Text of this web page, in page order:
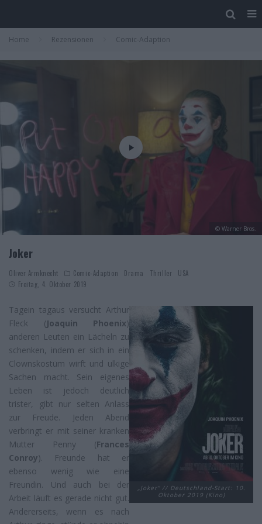
Home Rezensionen Comic-Adaption
© Warner Bros.
Joker
Oliver Armknecht Comic-Adaption Drama Thriller
USA
Freitag, 4. Oktober 2019
„Joker“ // Deutschland-Start: 10.
Oktober 2019 (Kino)
Tagein tagaus versucht Arthur
Fleck (Joaquin Phoenix)
anderen Leuten ein Lächeln zu
schenken, indem er sich in ein
Clownskostüm wirft und ulkige
Sachen macht. Sein eigenes
Leben ist jedoch deutlich
trister, gibt nur selten Anlass
zur Freude. Jeden Abend
verbringt er mit seiner kranken
Mutter Penny (Frances
Conroy). Freunde hat er
ebenso wenig wie eine
Freundin. Und auch bei der
Arbeit läuft es gerade nicht gut.
Andererseits, wenn es nach